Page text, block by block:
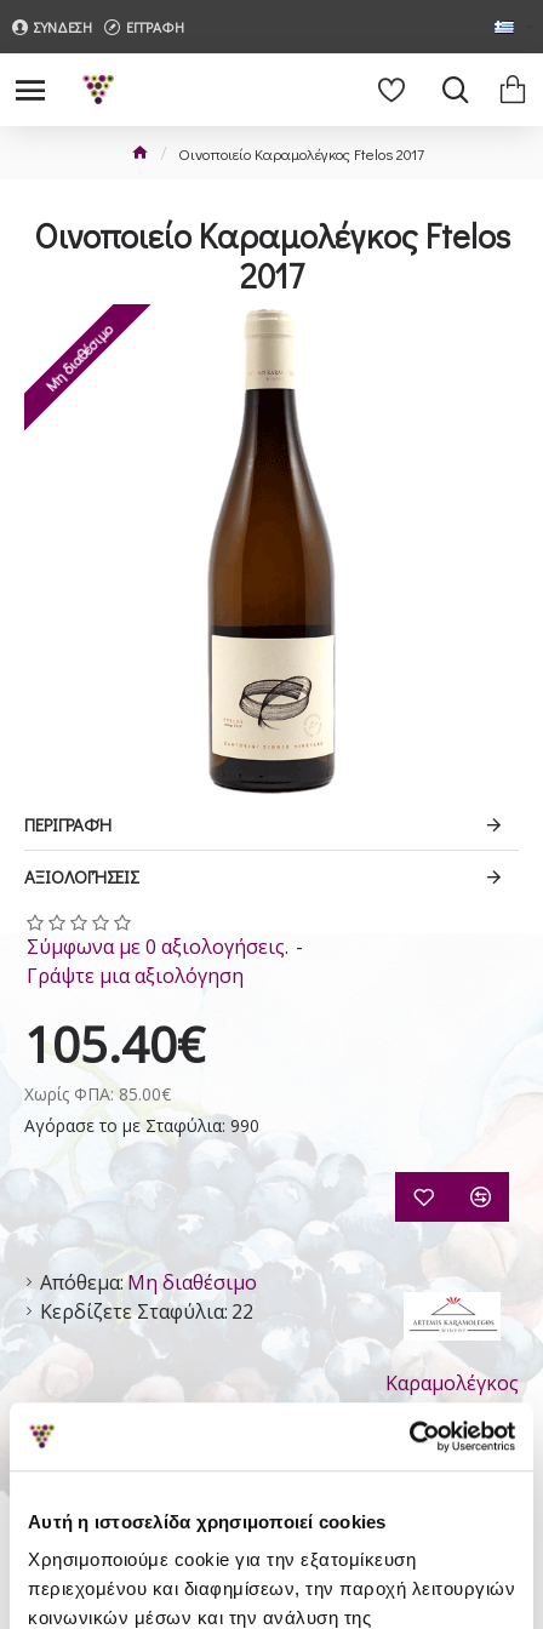
Αυτή η ιστοσελίδα χρησιμοποιεί cookies
Χρησιμοποιούμε cookie για την εξατομίκευση
περιεχομένου και διαφημίσεων, την παροχή λειτουργιών
κοινωνικών μέσων και την ανάλυση της
ΣΥΝΔΕΣΗ ΕΓΓΡΑΦΗ
Οινοποιείο Καραμολέγκος Ftelos 2017
Οινοποιείο Καραμολέγκος Ftelos
2017
Μη διαθέσιμο
ΠΕΡΙΓΡΑΦΉ
ΑΞΙΟΛΟΓΉΣΕΙΣ
Απόθεμα: Μη διαθέσιμο
Κερδίζετε Σταφύλια: 22
Καραμολέγκος
Οινοποιείο
Σύμφωνα με 0 αξιολογήσεις. -
Γράψτε μια αξιολόγηση
105.40€
Χωρίς ΦΠΑ: 85.00€
Αγόρασε το με Σταφύλια: 990
Είδος
Ησυχος Ξηρός